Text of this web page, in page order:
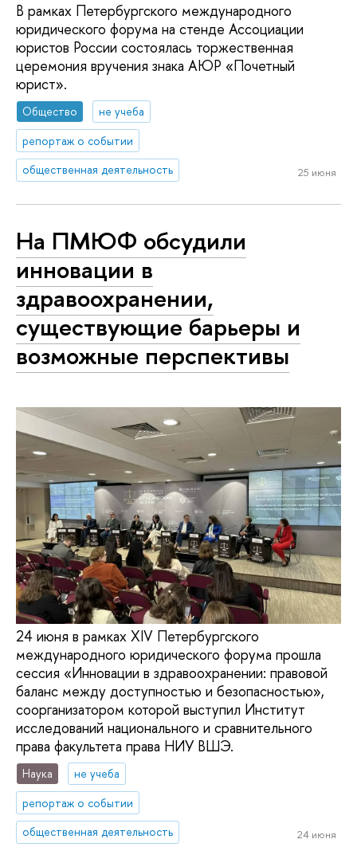
В рамках Петербургского международного
юридического форума на стенде Ассоциации
юристов России состоялась торжественная
церемония вручения знака АЮР «Почетный
юрист».
Общество
не учеба
репортаж о событии
общественная деятельность
25 июня
На ПМЮФ обсудили
инновации в
здравоохранении,
существующие барьеры и
возможные перспективы
24 июня в рамках XIV Петербургского
международного юридического форума прошла
сессия «Инновации в здравоохранении: правовой
баланс между доступностью и безопасностью»,
соорганизатором которой выступил Институт
исследований национального и сравнительного
права факультета права НИУ ВШЭ.
Наука
не учеба
репортаж о событии
общественная деятельность
24 июня